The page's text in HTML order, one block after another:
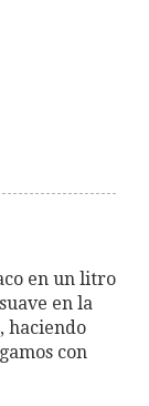
en un litro
en la
haciendo
con